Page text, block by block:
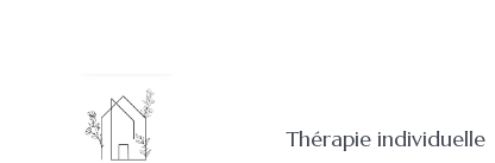
Thérapie